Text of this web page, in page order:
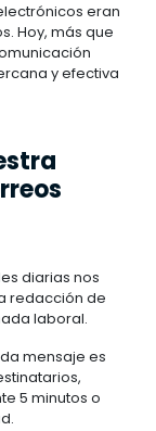
eran
Hoy, más que
y efectiva
diarias nos
redacción de
laboral.
mensaje es
5 minutos o